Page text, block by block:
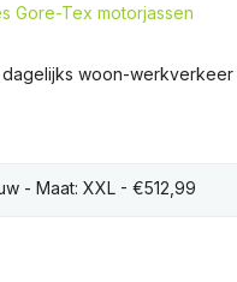
aanmaken
Gore-Tex motorjassen
woon-
- Maat: XXL - €512,99